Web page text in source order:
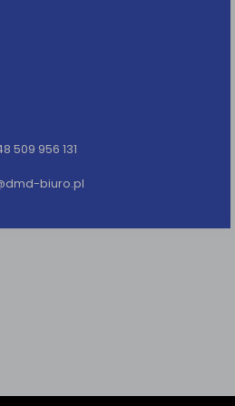
509 956 131
biuro.pl